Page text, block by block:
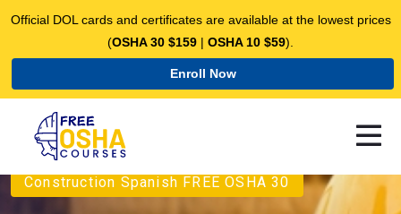
Official DOL cards and certificates are available at the lowest prices
(OSHA 30 $159 | OSHA 10 $59).
Enroll Now
Construction Spanish FREE OSHA 30